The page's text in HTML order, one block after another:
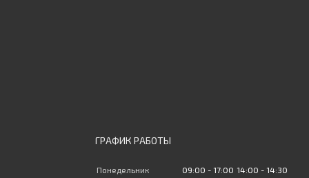
ГРАФИК РАБОТЫ
Понедельник 09:00 17:00 14:00 14:30